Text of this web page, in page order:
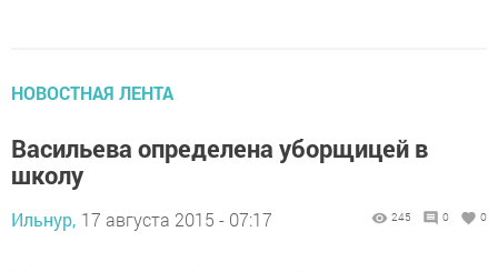
НОВОСТНАЯ ЛЕНТА
Васильева определена уборщицей в
школу
Ильнур, 17 августа 2015 - 07:17 245 0 0